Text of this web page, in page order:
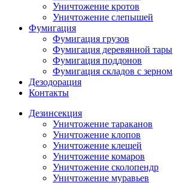
Уничтожение кротов
Уничтожение слепышей
Фумигация
Фумигация грузов
Фумигация деревянной тары
Фумигация поддонов
Фумигация складов с зерном
Дезодорация
Контакты
Дезинсекция
Уничтожение тараканов
Уничтожение клопов
Уничтожение клещей
Уничтожение комаров
Уничтожение сколопендр
Уничтожение муравьев